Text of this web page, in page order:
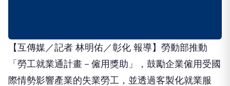
「勞工就業通計畫－僱用獎助」，鼓勵企業僱用受國
際情勢影響產業的失業勞工，並透過客製化就業服
務，協助勞工儘速重返職場。55歲的阿瑋因任職公